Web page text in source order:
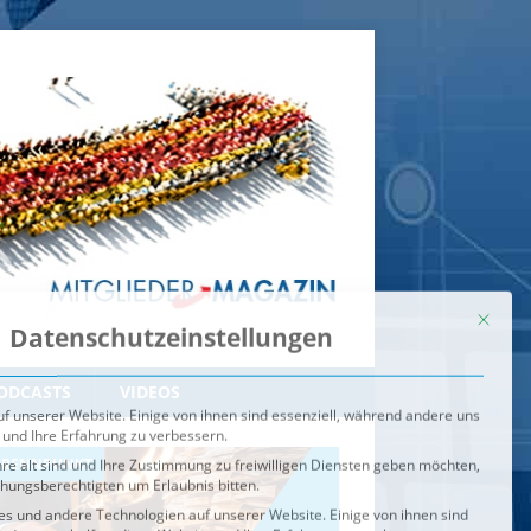
VIDEOS
IM BRENNPUNKT
unserer Website. Einige von ihnen sind essenziell, während andere uns
Ihre Erfahrung zu verbessern.
alt sind und Ihre Zustimmung zu freiwilligen Diensten geben möchten,
um Erlaubnis bitten.
und andere Technologien auf unserer Website. Einige von ihnen sind
uns helfen, diese Website und Ihre Erfahrung zu verbessern.
können verarbeitet werden (z. B. IP-Adressen), z. B. für
und Inhalte oder Anzeigen- und Inhaltsmessung.
Verwendung Ihrer Daten finden Sie in unserer
jederzeit unterEinstellungenwiderrufen oder anpassen.
Service-Gruppen, für die eine Einwilligung erteilt werden
Speichern
Alle akzeptieren